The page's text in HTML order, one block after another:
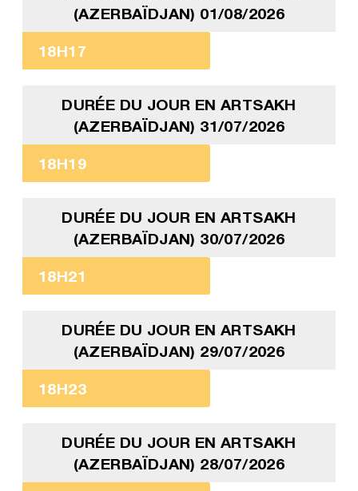
(AZERBAÏDJAN) 01/08/2026
18H17
DURÉE DU JOUR EN ARTSAKH
(AZERBAÏDJAN) 31/07/2026
18H19
DURÉE DU JOUR EN ARTSAKH
(AZERBAÏDJAN) 30/07/2026
18H21
DURÉE DU JOUR EN ARTSAKH
(AZERBAÏDJAN) 29/07/2026
18H23
DURÉE DU JOUR EN ARTSAKH
(AZERBAÏDJAN) 28/07/2026